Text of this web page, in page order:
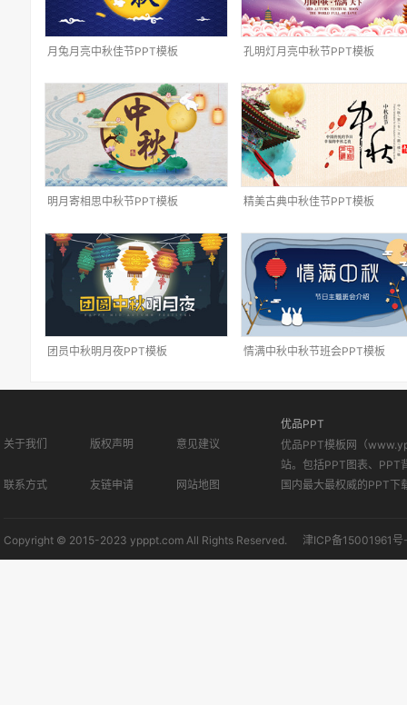
月兔月亮中秋佳节PPT模板 孔明灯月亮中秋节PPT模板
明月寄相思中秋节PPT模板 精美古典中秋佳节PPT模板
团员中秋明月夜PPT模板 情满中秋中秋节班会PPT模板
关于我们 版权声明 意见建议
联系方式 友链申请 网站地图
优品PPT
优品PPT模板网（
站。包括PPT图表、PPT
国内最大最权威的PPT下
Copyright © 2015-2023 ypppt.com All Rights Reserved. 津ICP备15001961号